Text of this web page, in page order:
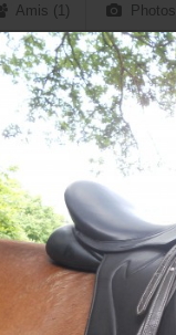
Amis (1) Photos
le 09/06/2019
39 ans
(29)
le 12 mai 2011
:
Dressage
: